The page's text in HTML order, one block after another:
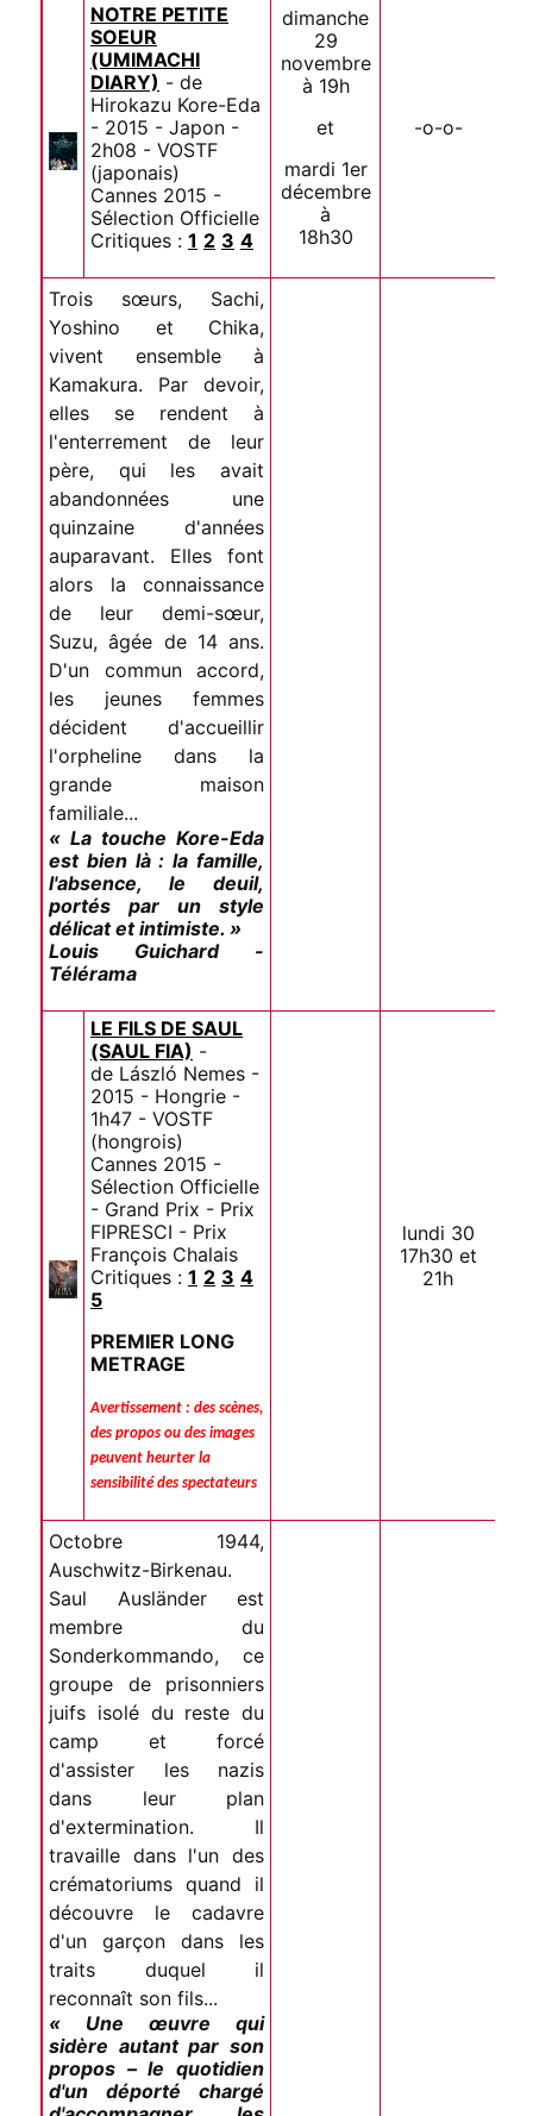
NOTRE PETITE
SOEUR
(UMIMACHI
DIARY) - de
Hirokazu Kore-Eda
- 2015 - Japon -
2h08 - VOSTF
(japonais)
Cannes 2015 -
Sélection Officielle
Critiques : 1 2 3 4
dimanche
29
novembre
à 19h
et
mardi 1er
décembre
à
18h30
-o-o-
Trois sœurs, Sachi,
Yoshino et Chika,
vivent ensemble à
Kamakura. Par devoir,
elles se rendent à
l'enterrement de leur
père, qui les avait
abandonnées une
quinzaine d'années
auparavant. Elles font
alors la connaissance
de leur demi-sœur,
Suzu, âgée de 14 ans.
D'un commun accord,
les jeunes femmes
décident d'accueillir
l'orpheline dans la
grande maison
familiale...
« La touche Kore-Eda
est bien là : la famille,
l'absence, le deuil,
portés par un style
délicat et intimiste. »
Louis Guichard -
Télérama
LE FILS DE SAUL
(SAUL FIA) -
de László Nemes -
2015 - Hongrie -
1h47 - VOSTF
(hongrois)
Cannes 2015 -
Sélection Officielle
- Grand Prix - Prix
FIPRESCI - Prix
François Chalais
Critiques : 1 2 3 4
5
PREMIER LONG
METRAGE
Avertissement : des scènes,
des propos ou des images
peuvent heurter la
sensibilité des spectateurs
lundi 30
17h30 et
21h
Octobre 1944,
Auschwitz-Birkenau.
Saul Ausländer est
membre du
Sonderkommando, ce
groupe de prisonniers
juifs isolé du reste du
camp et forcé
d'assister les nazis
dans leur plan
d'extermination. Il
travaille dans l'un des
crématoriums quand il
découvre le cadavre
d'un garçon dans les
traits duquel il
reconnaît son fils...
« Une œuvre qui
sidère autant par son
propos – le quotidien
d'un déporté chargé